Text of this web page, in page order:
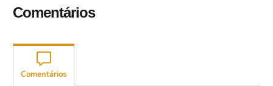
Comentários